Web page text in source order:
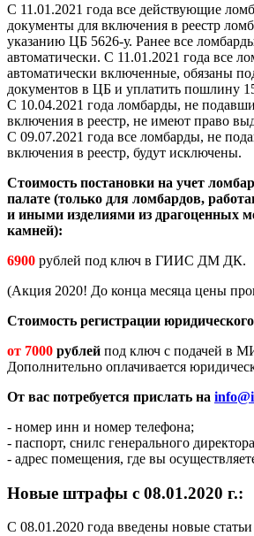
С 11.01.2021 года все действующие
документы для включения в реестр
указанию ЦБ 5626-у. Ранее все
автоматически. С 11.01.2021 года все
автоматически включенные, обязаны
документов в ЦБ и уплатить пошлину
С 10.04.2021 года ломбарды, не
включения в реестр, не имеют право
С 09.07.2021 года все ломбарды, не
включения в реестр, будут исключены.
Стоимость постановки на учет
палате (только для ломбардов,
и иными изделиями из драгоценных
камней):
6900 рублей под ключ в ГИИС ДМ ДК.
(Акция 2020! До конца месяца цены
Стоимость регистрации
от 7000 рублей под ключ с подачей в
Дополнительно оплачивается
От вас потребуется прислать на
- номер инн и номер телефона;
- паспорт, снилс генерального
- адрес помещения, где вы
Новые штрафы с 08.01.2020 г.:
С 08.01.2020 года введены новые